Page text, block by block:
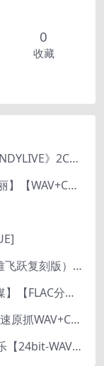
0
收藏
林忆莲.1997《最爱THEBESTOFSANDYLIVE》2CD【滚石】
林淑娟.1996-旧韵恋曲·不了情【华丽】【WAV+CUE】
林灵.1986-情调重现2CD（喜玛拉雅飞跃复刻版）【海丽】
华晨宇.2025-量变临界点【天娱传媒】【FLAC分轨】
郭富城《对你爱不完》飞碟唱片[低速原抓WAV+CUE]
群星《2025好听新歌369》车载音乐【24bit-WAV分轨】